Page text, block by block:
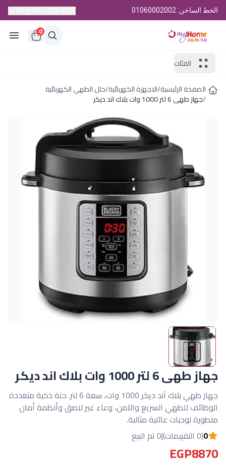
الخط الساخن: 01060002002
0
الفئات
الصفحة الرئيسية/الاجهزة الكهربائية/حلل الطهي الكهربائية
/جهاز طهى 6 لتر 1000 وات بلاك اند ديكر
جهاز طهى 6 لتر 1000 وات بلاك اند ديكر
جهاز طهي بلاك آند ديكر 1000 وات، سعة 6 لتر. حلة ذكية متعددة
الوظائف للطهي السريع والآمن، وعاء غير لاصق وأنظمة أمان
متطورة لوجبات عائلية مثالية.
0(0 التقييمات) |0 تم البيع
EGP8870